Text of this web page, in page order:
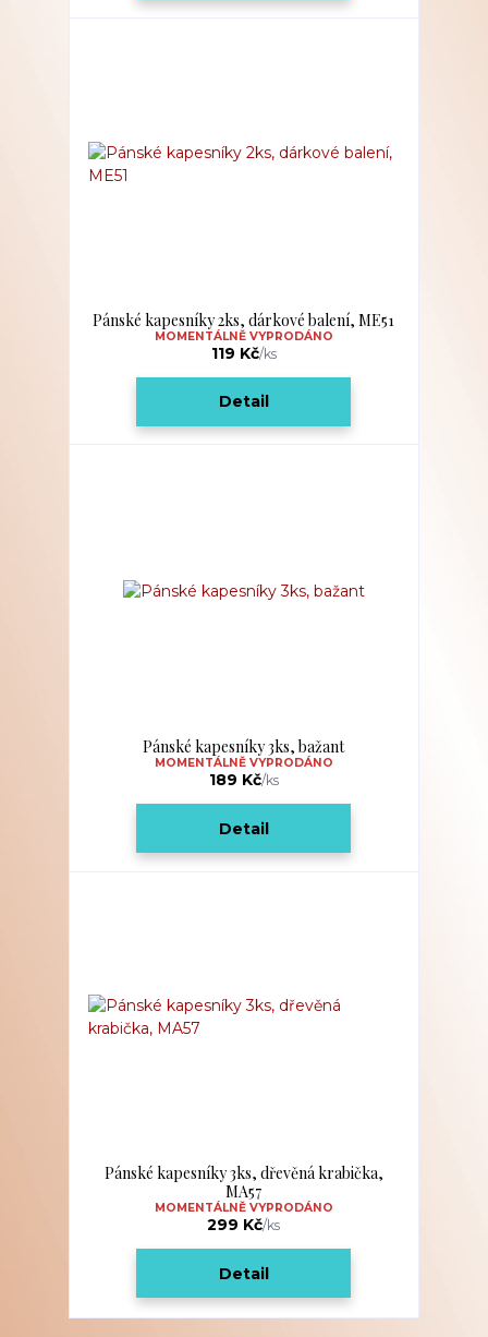
Pánské kapesníky 2ks, dárkové balení, ME51
119 Kč/ks
MOMENTÁLNĚ VYPRODÁNO
Detail
Pánské kapesníky 3ks, bažant
189 Kč/ks
MOMENTÁLNĚ VYPRODÁNO
Detail
Pánské kapesníky 3ks, dřevěná krabička,
MA57
299 Kč/ks
MOMENTÁLNĚ VYPRODÁNO
Detail